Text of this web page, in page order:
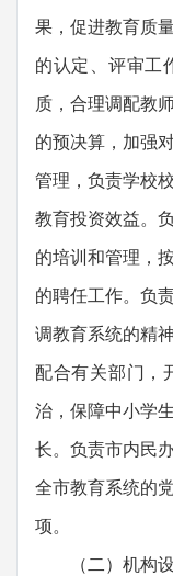
果，促进教育质
的认定、评审工
质，合理调配教
的预决算，加强
管理，负责学校
教育投资效益。
的培训和管理，
的聘任工作。负
调教育系统的精
配合有关部门，
治，保障中小学
长。负责市内民
全市教育系统的
项。
（二）机构